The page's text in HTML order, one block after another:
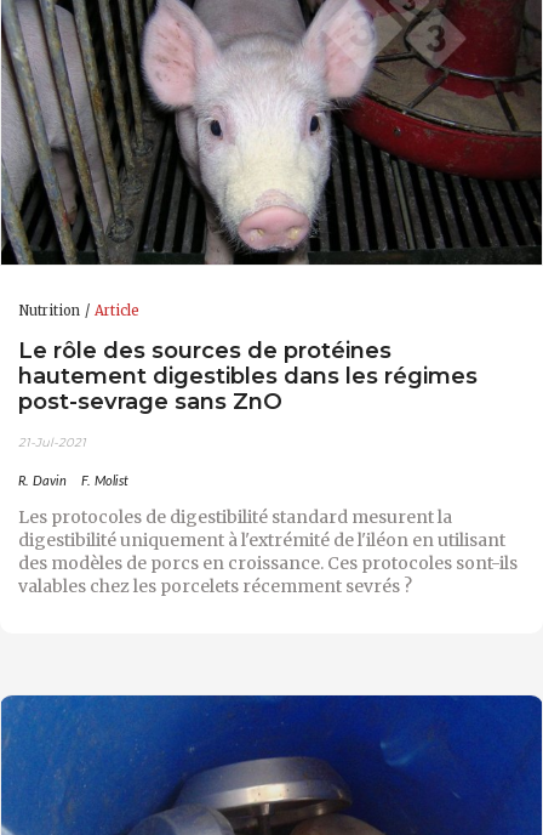
Nutrition Article
Le rôle des sources de protéines
hautement digestibles dans les régimes
post-sevrage sans ZnO
21-Jul-2021
R. Davin F. Molist
Les protocoles de digestibilité standard mesurent la
digestibilité uniquement à l'extrémité de l'iléon en utilisant
des modèles de porcs en croissance. Ces protocoles sont-ils
valables chez les porcelets récemment sevrés ?